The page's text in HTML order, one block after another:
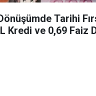
Tarihi
Kredi ve 0,69 Faiz